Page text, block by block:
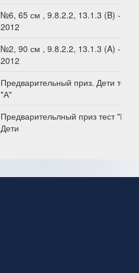
№6, 65 см , 9.8.2.2, 13.1.3 (B) -
2012
№2, 90 см , 9.8.2.2, 13.1.3 (A) -
2012
Предварительный приз. Дети тест
"А"
Предварительлный приз тест "В".
Дети